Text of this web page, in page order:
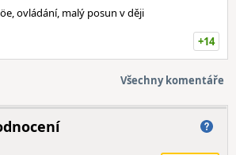
ovládání, malý posun v ději
+14
Všechny komentáře